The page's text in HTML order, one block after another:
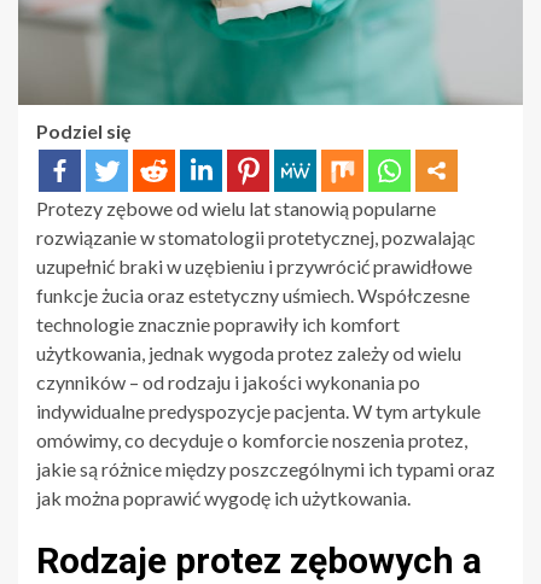
Podziel się
Protezy zębowe od wielu lat stanowią popularne
rozwiązanie w stomatologii protetycznej, pozwalając
uzupełnić braki w uzębieniu i przywrócić prawidłowe
funkcje żucia oraz estetyczny uśmiech. Współczesne
technologie znacznie poprawiły ich komfort
użytkowania, jednak wygoda protez zależy od wielu
czynników – od rodzaju i jakości wykonania po
indywidualne predyspozycje pacjenta. W tym artykule
omówimy, co decyduje o komforcie noszenia protez,
jakie są różnice między poszczególnymi ich typami oraz
jak można poprawić wygodę ich użytkowania.
Rodzaje protez zębowych a